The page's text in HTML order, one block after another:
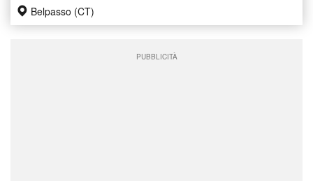
Belpasso (CT)
PUBBLICITÀ